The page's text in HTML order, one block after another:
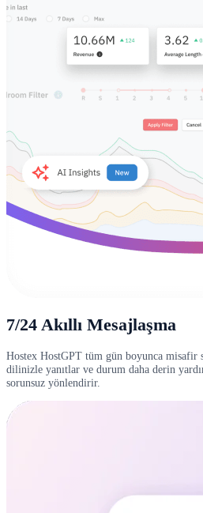
7/24 Akıllı Mesajlaşma
Hostex HostGPT tüm gün boyunca misafir
dilinizle yanıtlar ve durum daha derin
sorunsuz yönlendirir.